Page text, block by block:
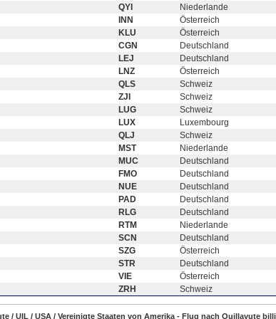
QYI
Niederlande
INN
Österreich
KLU
Österreich
CGN
Deutschland
LEJ
Deutschland
LNZ
Österreich
QLS
Schweiz
ZJI
Schweiz
LUG
Schweiz
LUX
Luxembourg
QLJ
Schweiz
MST
Niederlande
MUC
Deutschland
FMO
Deutschland
NUE
Deutschland
PAD
Deutschland
RLG
Deutschland
RTM
Niederlande
SCN
Deutschland
SZG
Österreich
STR
Deutschland
VIE
Österreich
ZRH Schweiz
/ UIL / USA / Vereinigte Staaten von Amerika - Flug nach Quillayute